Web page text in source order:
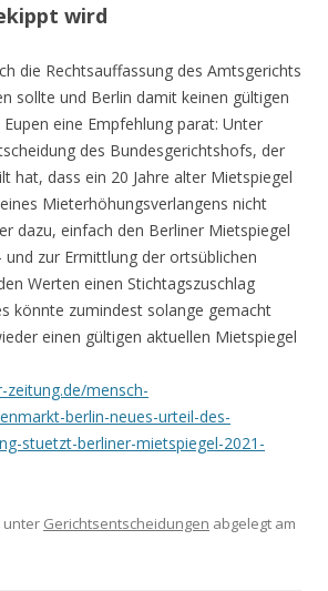
wird
die Rechtsauffassung des Amtsgerichts
sollte und Berlin damit keinen gültigen
eine Empfehlung parat: Unter
des Bundesgerichtshofs, der
hat, dass ein 20 Jahre alter Mietspiegel
Mieterhöhungsverlangens nicht
dazu, einfach den Berliner Mietspiegel
und zur Ermittlung der ortsüblichen
Werten einen Stichtagszuschlag
könnte zumindest solange gemacht
einen gültigen aktuellen Mietspiegel
mensch-
berlin-neues-urteil-des-
stuetzt-berliner-mietspiegel-2021-
unter Gerichtsentscheidungen abgelegt am